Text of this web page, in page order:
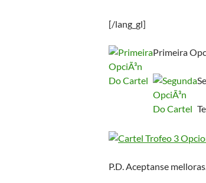
[/lang_gl]
Primeira
P.D. Aceptanse